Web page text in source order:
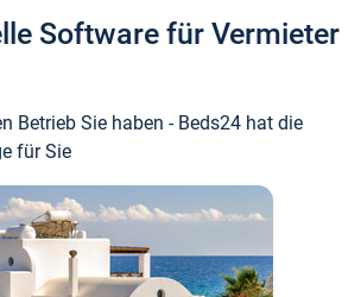
Software für Vermieter
Betrieb Sie haben - Beds24 hat die
für Sie